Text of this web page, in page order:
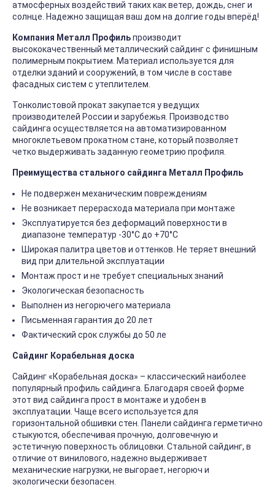
атмосферных воздействий таких как ветер, дождь, снег и
солнце. Надежно защищая ваш дом на долгие годы вперёд!
Компания Металл Профильпроизводит
высококачественный металлический сайдинг с финишным
полимерным покрытием. Материал используется для
отделки зданий и сооружений, в том числе в составе
фасадных систем с утеплителем.
Тонколистовой прокат закупается у ведущих
производителей России и зарубежья. Производство
сайдинга осуществляется на автоматизированном
многоклетьевом прокатном стане, который позволяет
четко выдерживать заданную геометрию профиля.
Преимущества стального сайдинга Металл Профиль
Не подвержен механическим повреждениям
Не возникает перерасхода материала при монтаже
Эксплуатируется без деформаций поверхности в
диапазоне температур -30°C до +70°C
Широкая палитра цветов и оттенков. Не теряет внешний
вид при длительной эксплуатации
Монтаж прост и не требует специальных знаний
Экологическая безопасность
Выполнен из негорючего материала
Письменная гарантия до 20 лет
Фактический срок службы до 50 ле
Сайдинг Корабельная доска
Сайдинг «Корабельная доска» – классический наиболее
популярный профиль сайдинга. Благодаря своей форме
этот вид сайдинга прост в монтаже и удобен в
эксплуатации. Чаще всего используется для
горизонтальной обшивки стен. Панели сайдинга герметично
стыкуются, обеспечивая прочную, долговечную и
эстетичную поверхность облицовки. Стальной сайдинг, в
отличие от винилового, надежно выдерживает
механические нагрузки, не выгорает, негорюч и
экологически безопасен.